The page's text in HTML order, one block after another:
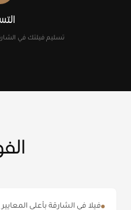
تسليم فيلتك في
فيلا في الشارقة بأعلى المعايير